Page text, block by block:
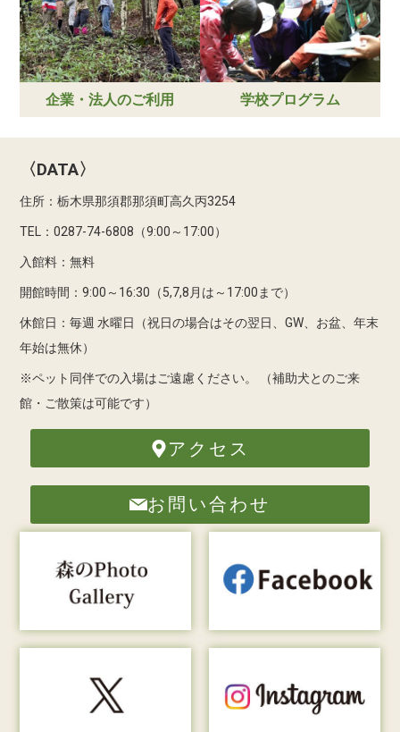
企業・法人のご利用 学校プログラム
〈DATA〉
住所：栃木県那須郡那須町高久丙3254
TEL：0287-74-6808（9:00～17:00）
入館料：無料
開館時間：9:00～16:30（5,7,8月は～17:00まで）
休館日：毎週 水曜日（祝日の場合はその翌日、GW、お盆、年末
年始は無休）
※ペット同伴での入場はご遠慮ください。
（補助犬とのご来
館・ご散策は可能です）
アクセス
お問い合わせ